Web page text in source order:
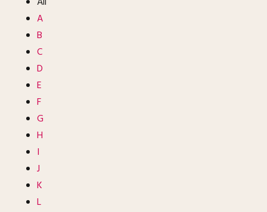
A
B
C
D
E
F
G
H
I
J
K
L